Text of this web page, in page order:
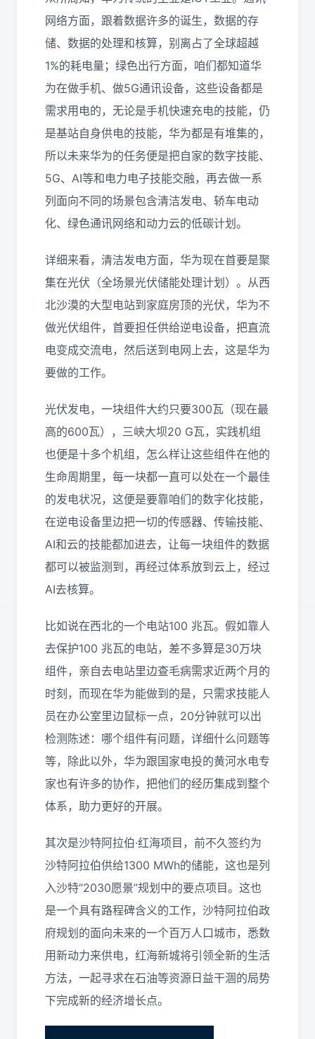
网络方面，跟着数据许多的诞生，数据的存
储、数据的处理和核算，别离占了全球超越
1%的耗电量；绿色出行方面，咱们都知道华
为在做手机、做5G通讯设备，这些设备都是
需求用电的，无论是手机快速充电的技能，仍
是基站自身供电的技能，华为都是有堆集的，
所以未来华为的任务便是把自家的数字技能、
5G、AI等和电力电子技能交融，再去做一系
列面向不同的场景包含清洁发电、轿车电动
化、绿色通讯网络和动力云的低碳计划。
详细来看，清洁发电方面，华为现在首要是聚
集在光伏（全场景光伏储能处理计划）。从西
北沙漠的大型电站到家庭房顶的光伏，华为不
做光伏组件，首要担任供给逆电设备，把直流
电变成交流电，然后送到电网上去，这是华为
要做的工作。
光伏发电，一块组件大约只要300瓦（现在最
高的600瓦），三峡大坝20 G瓦，实践机组
也便是十多个机组，怎么样让这些组件在他的
生命周期里，每一块都一直可以处在一个最佳
的发电状况，这便是要靠咱们的数字化技能，
在逆电设备里边把一切的传感器、传输技能、
AI和云的技能都加进去，让每一块组件的数据
都可以被监测到，再经过体系放到云上，经过
AI去核算。
比如说在西北的一个电站100 兆瓦。假如靠人
去保护100 兆瓦的电站，差不多算是30万块
组件，亲自去电站里边查毛病需求近两个月的
时刻，而现在华为能做到的是，只需求技能人
员在办公室里边鼠标一点，20分钟就可以出
检测陈述：哪个组件有问题，详细什么问题等
等，除此以外，华为跟国家电投的黄河水电专
家也有许多的协作，把他们的经历集成到整个
体系，助力更好的开展。
其次是沙特阿拉伯·红海项目，前不久签约为
沙特阿拉伯供给1300 MWh的储能，这也是列
入沙特“2030愿景”规划中的要点项目。这也
是一个具有路程碑含义的工作，沙特阿拉伯政
府规划的面向未来的一个百万人口城市，悉数
用新动力来供电，红海新城将引领全新的生活
方法，一起寻求在石油等资源日益干涸的局势
下完成新的经济增长点。